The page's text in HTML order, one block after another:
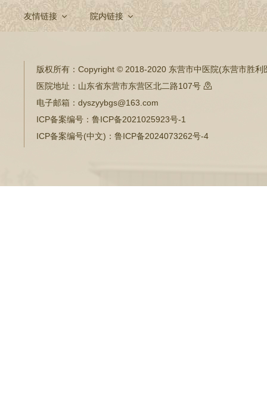
友情链接 院内链接
版权所有： Copyright © 2018-2020 东营市中医院(东营市胜利
医院地址： 山东省东营市东营区北二路107号 
电子邮箱： dyszyybgs@163.com
ICP备案编号： 鲁ICP备2021025923号-1
ICP备案编号(中文)： 鲁ICP备2024073262号-4